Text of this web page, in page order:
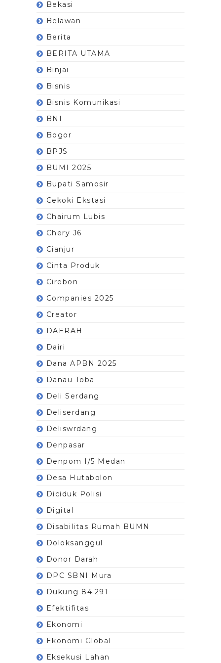
Bekasi
Belawan
Berita
BERITA UTAMA
Binjai
Bisnis
Bisnis Komunikasi
BNI
Bogor
BPJS
BUMI 2025
Bupati Samosir
Cekoki Ekstasi
Chairum Lubis
Chery J6
Cianjur
Cinta Produk
Cirebon
Companies 2025
Creator
DAERAH
Dairi
Dana APBN 2025
Danau Toba
Deli Serdang
Deliserdang
Deliswrdang
Denpasar
Denpom I/5 Medan
Desa Hutabolon
Diciduk Polisi
Digital
Disabilitas Rumah BUMN
Doloksanggul
Donor Darah
DPC SBNI Mura
Dukung 84.291
Efektifitas
Ekonomi
Ekonomi Global
Eksekusi Lahan